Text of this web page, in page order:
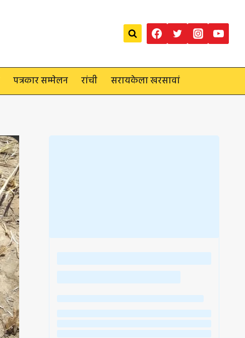
पत्रकार सम्मेलन रांची सरायकेला खरसावां